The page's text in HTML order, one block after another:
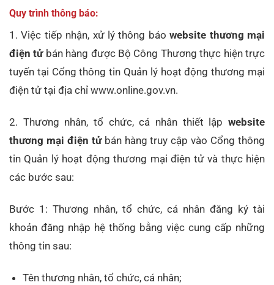
Quy trình thông báo:
1. Việc tiếp nhận, xử lý thông báowebsite thương mại
điện tửbán hàng được Bộ Công Thương thực hiện trực
tuyến tại Cổng thông tin Quản lý hoạt động thương mại
điện tử tại địa chỉ www.online.gov.vn.
2. Thương nhân, tổ chức, cá nhân thiết lập website
thương mại điện tửbán hàng truy cập vào Cổng thông
tin Quản lý hoạt động thương mại điện tử và thực hiện
các bước sau:
Bước 1: Thương nhân, tổ chức, cá nhân đăng ký tài
khoản đăng nhập hệ thống bằng việc cung cấp những
thông tin sau:
Tên thương nhân, tổ chức, cá nhân;